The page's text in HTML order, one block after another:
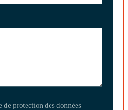
de protection des données